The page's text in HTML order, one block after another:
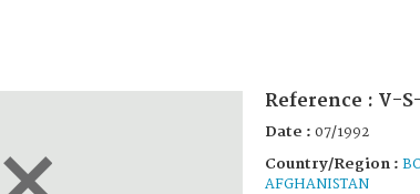
Reference : V-
Date : 07/1992
Country/Region :
AFGHANISTAN